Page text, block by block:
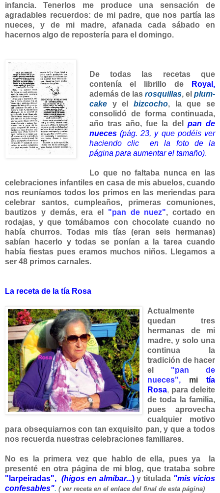
infancia. Tenerlos me produce una sensación de
agradables recuerdos: de mi padre, que nos partía las
nueces, y de mi madre, afanada cada sábado en
hacernos algo de repostería para el domingo.
De todas las recetas que
contenía el librillo de
Royal,
además de las rosquillas, el plum-
cake
y el bizcocho, la que se
consolidó de forma continuada,
año tras año, fue la del pan de
nueces (pág. 23, y que podéis ver
haciendo clic en la foto de la
página para aumentar el tamaño).
Lo que no faltaba nunca en las
celebraciones infantiles en casa de mis abuelos, cuando
nos reuníamos todos los primos en las meriendas para
celebrar santos, cumpleaños, primeras comuniones,
bautizos y demás, era el "pan de nuez", cortado en
rodajas, y que tomábamos con chocolate cuando no
había churros. Todas mis tías (eran seis hermanas)
sabían hacerlo y todas se ponían a la tarea cuando
había fiestas pues eramos muchos niños. Llegamos a
ser 48 primos carnales.
La receta de la tía Rosa
Actualmente
quedan tres
hermanas de mi
madre, y solo una
continua la
tradición de hacer
el "pan de
nueces", mi
tía
Rosa, para deleite
de toda la familia,
pues aprovecha
cualquier motivo
para obsequiarnos con tan exquisito pan, y que a todos
nos recuerda nuestras celebraciones familiares.
No es la primera vez que hablo de ella, pues ya la
presenté en otra página de mi blog, que trataba sobre
"larpeiradas", (higos en almíbar...)y titulada "mis vicios
confesables". ( ver receta en el enlace del final de esta página)